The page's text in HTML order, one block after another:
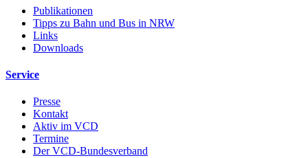
Publikationen
Tipps zu Bahn und Bus in NRW
Links
Downloads
Service
Presse
Kontakt
Aktiv im VCD
Termine
Der VCD-Bundesverband